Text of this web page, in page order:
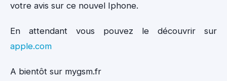
votre avis sur ce nouvel Iphone.
En attendant vous pouvez le découvrir sur
apple.com
A bientôt sur mygsm.fr